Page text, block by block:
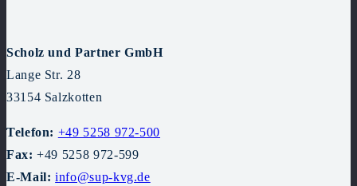
Scholz und Partner GmbH
Lange Str. 28
33154 Salzkotten
Telefon: +49 5258 972-500
Fax: +49 5258 972-599
E-Mail: info@sup-kvg.de